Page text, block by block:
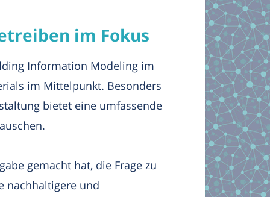
im Fokus
Information Modeling im
im Mittelpunkt. Besonders
bietet eine umfassende
gemacht hat, die Frage zu
nachhaltigere und